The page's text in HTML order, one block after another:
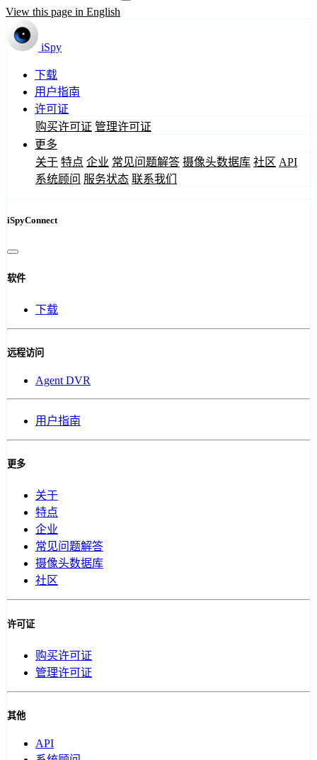
View this page in English
iSpy
下载
用户指南
许可证
购买许可证 管理许可证
更多
关于 特点 企业 常见问题解答 摄像头数据库 社区 API
系统顾问 服务状态 联系我们
iSpyConnect
软件
下载
远程访问
Agent DVR
用户指南
更多
关于
特点
企业
常见问题解答
摄像头数据库
社区
许可证
购买许可证
管理许可证
其他
API